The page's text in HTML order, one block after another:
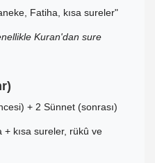
Fatiha, kısa sureler"
Kuran'dan sure
+ 2 Sünnet (sonrası)
+ kısa sureler, rükû ve